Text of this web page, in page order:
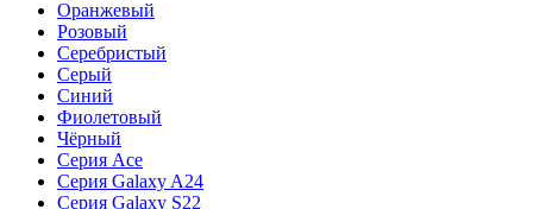
Оранжевый
Розовый
Серебристый
Серый
Синий
Фиолетовый
Чёрный
Серия Ace
Серия Galaxy A24
Серия Galaxy S22